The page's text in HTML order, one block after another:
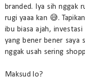
branded. Iya sih nggak
rugi yaaa kan 😅.
ibu biasa ajah,
yang bener bener saya
nggak usah sering
Maksud lo?